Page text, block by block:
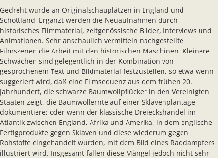
Gedreht wurde an Originalschauplätzen in England und
Schottland. Ergänzt werden die Neuaufnahmen durch
historisches Filmmaterial, zeitgenössische Bilder, Interviews und
Animationen. Sehr anschaulich vermitteln nachgestellte
Filmszenen die Arbeit mit den historischen Maschinen. Kleinere
Schwächen sind gelegentlich in der Kombination von
gesprochenem Text und Bildmaterial festzustellen, so etwa wenn
suggeriert wird, daß eine Filmsequenz aus dem frühen 20.
Jahrhundert, die schwarze Baumwollpflücker in den Vereinigten
Staaten zeigt, die Baumwollernte auf einer Sklavenplantage
dokumentiere; oder wenn der klassische Dreieckshandel im
Atlantik zwischen England, Afrika und Amerika, in dem englische
Fertigprodukte gegen Sklaven und diese wiederum gegen
Rohstoffe eingehandelt wurden, mit dem Bild eines Raddampfers
illustriert wird. Insgesamt fallen diese Mängel jedoch nicht sehr